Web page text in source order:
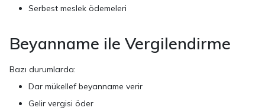
Serbest meslek ödemeleri
Beyanname ile Vergilendirme
Bazı durumlarda:
Dar mükellef beyanname verir
Gelir vergisi öder